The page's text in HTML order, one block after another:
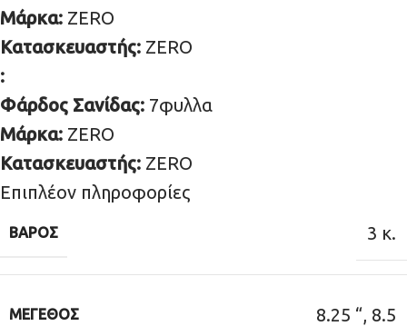
Μάρκα: ZERO
Κατασκευαστής: ZERO
:
Φάρδος Σανίδας: 7φυλλα
Μάρκα: ZERO
Κατασκευαστής: ZERO
Επιπλέον πληροφορίες
ΒΆΡΟΣ 3 κ.
ΜΈΓΕΘΟΣ 8.25 “, 8.5